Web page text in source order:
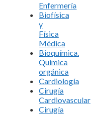
Enfermería
Biofísica
y
Física
Médica
Bioquímica.
Química
orgánica
Cardiología
Cirugía
Cardiovascular
Cirugía